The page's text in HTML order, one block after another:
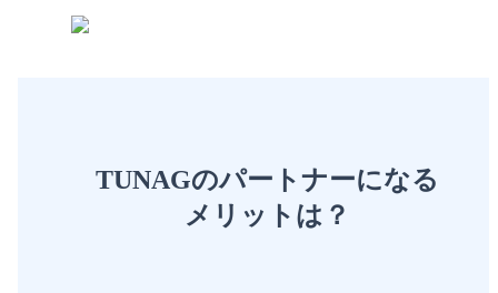
TUNAGのパートナーになる
メリットは？